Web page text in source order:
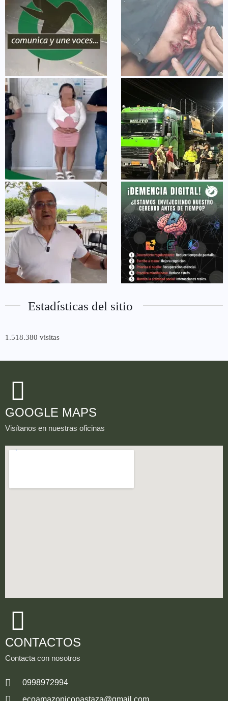
Estadísticas del sitio
1.518.380 visitas
GOOGLE MAPS
Visítanos en nuestras oficinas
CONTACTOS
Contacta con nosotros
0998972994